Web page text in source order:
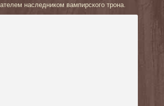
наследником вампирского трона.